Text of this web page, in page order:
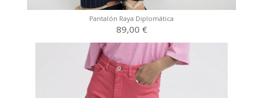
Pantalón Raya Diplomática
89,00 €